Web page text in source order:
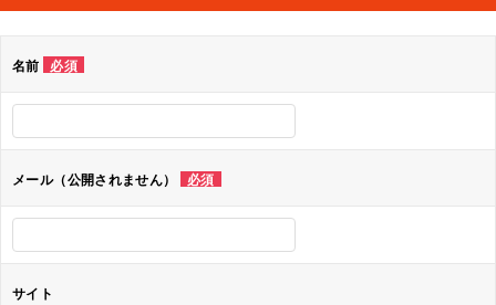
シ
ョ
ン
名前 必須
メール（公開されません） 必須
サイト